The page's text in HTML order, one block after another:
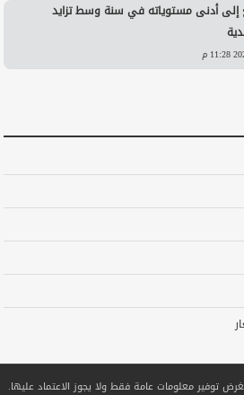
إلى أدنى مستوياته في سنة وسط تزايد
توفير معلومات عامة فقط ولا يجوز الاعتماد عليها.